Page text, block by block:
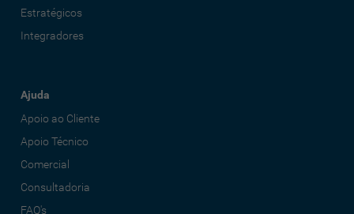
Estratégicos
Integradores
Ajuda
Apoio ao Cliente
Apoio Técnico
Comercial
Consultadoria
FAQ's